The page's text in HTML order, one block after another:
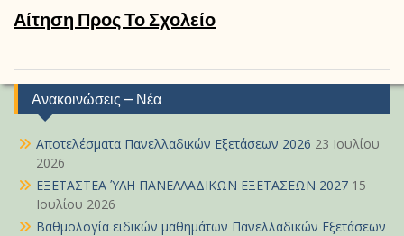
Αίτηση Προς Το Σχολείο
Ανακοινώσεις – Νέα
Αποτελέσματα Πανελλαδικών Εξετάσεων 2026 23 Ιουλίου
2026
ΕΞΕΤΑΣΤΕΑ ΎΛΗ ΠΑΝΕΛΛΑΔΙΚΩΝ ΕΞΕΤΑΣΕΩΝ 2027 15
Ιουλίου 2026
Βαθμολογία ειδικών μαθημάτων Πανελλαδικών Εξετάσεων